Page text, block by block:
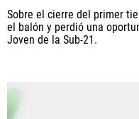
Sobre el cierre del primer
el balón y perdió una
Joven de la Sub-21.